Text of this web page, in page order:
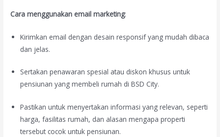
Cara menggunakan email marketing:
Kirimkan email dengan desain responsif yang mudah dibaca
dan jelas.
Sertakan penawaran spesial atau diskon khusus untuk
pensiunan yang membeli rumah di BSD City.
Pastikan untuk menyertakan informasi yang relevan, seperti
harga, fasilitas rumah, dan alasan mengapa properti
tersebut cocok untuk pensiunan.